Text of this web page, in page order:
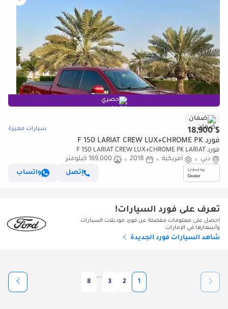
حصري
ضمان
$ 18,900 سيارات مميزة
فورد F 150 LARIAT CREW LUX+CHROME PK
فورد F 150 LARIAT CREW LUX+CHROME PK LARIAT
دبي
أمريكية 2018
169,000 كيلومتر
إتصل
واتساب
تعرف على فورد السيارات!
احصل على معلومات مفصلة عن فورد موديلات السيارات
وأسعارها في الإمارات
شاهد السيارات فورد الجديدة
1
2
3
...
8